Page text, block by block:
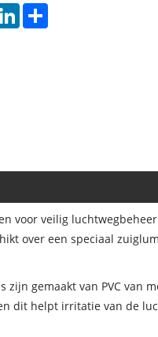
LinkedInShare
voor veilig
over een speciaal
gemaakt van PVC van
dit helpt irritatie van de